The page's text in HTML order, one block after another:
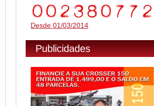
Desde 01/03/2014
Publicidades